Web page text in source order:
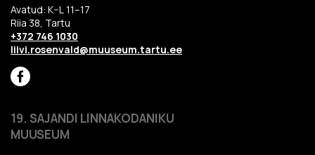
Avatud: K–L 11–17
Riia 38, Tartu
+372 746 1030
liivi.rosenvald@muuseum.tartu.ee
19. SAJANDI LINNAKODANIKU
MUUSEUM